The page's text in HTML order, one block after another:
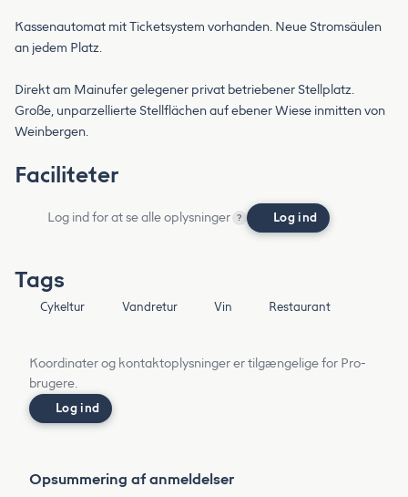
Kassenautomat mit Ticketsystem vorhanden. Neue Stromsäulen
an jedem Platz.
Direkt am Mainufer gelegener privat betriebener Stellplatz.
Große, unparzellierte Stellflächen auf ebener Wiese inmitten von
Weinbergen.
Faciliteter
Log ind for at se alle oplysninger ? Log ind
Tags
Cykeltur Vandretur Vin Restaurant
Koordinater og kontaktoplysninger er tilgængelige for Pro-
brugere.
Log ind
Opsummering af anmeldelser